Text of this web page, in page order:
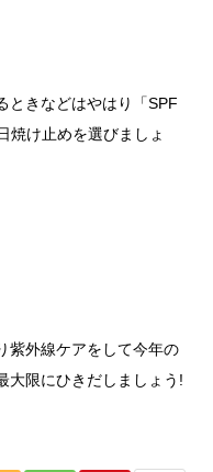
ときなどはやはり「SPF
焼け止めを選びましょ
紫外線ケアをして今年の
大限にひきだしましょう !